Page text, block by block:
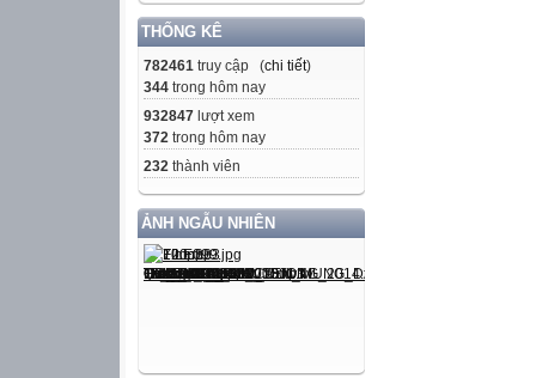
THỐNG KÊ
782461 truy cập (chi tiết)
344 trong hôm nay
932847 lượt xem
372 trong hôm nay
232 thành viên
ẢNH NGẪU NHIÊN